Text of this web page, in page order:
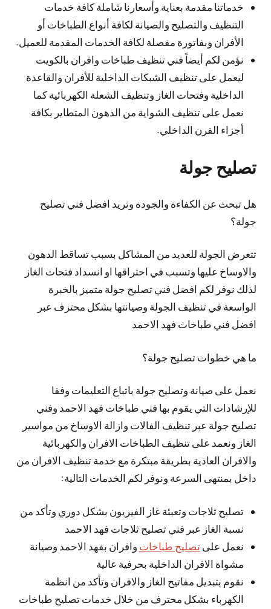
خدماتنا مقدمة بعناية وأسعارنا شاملة كافة خدمات
التنظيف والتصليح والصيانة لكافة أنواع الطباخات أو
الأفران وبفاتورة مفصلة لكافة الخدمات المقدمة للعميل.
نؤمن لكم أيضاً فني تنظيف طباخات وافران بالكويت
ليعمل على تنظيف الشبكات الداخلية للأفران والقاعدة
الداخلية وفتحات الغاز وتنظيف الشعلة الكهربائية كما
نعمل على تنظيف الشواية من الدهون المتطاير بكافة
أجزاء الفرن الداخلي.
تصليح جولة
هل تبحث عن الكفاءة والجودة وتريد افضل فني تصليح
جولة؟
تتعرض الجولة للعديد من المشاكل بسبب تساقط الدهون
والاوساخ عليها وتسبب في احتراقها او انسداد فتحات الغاز
لذلك نوفر لكم افضل فني تصليح جولة متميز بالخبرة
الواسعة في تنظيف الجولة وصيانتها بشكل محترف عبر
افضل فني طباخات فهد الاحمد
ما هي خطوات تصليح جولة؟
نعمل على صيانة وتصليح جولة باتباع التعليمات وفقا
للإرشادات التي يقوم بها فني طباخات فهد الاحمد وفني
تصليح جولة عبر تنظيف الفالات وازالة الاوساخ من مواسير
الغاز ونعمد على تنظيف الطباخات الافران والكهربائية
والافران العادية بطريقة مبتكرة مع خدمة تنظيف الافران من
داخل بمنتهى السرعة ونوفر لكم الخدمات التالية:
تصليح ثلاجات وتعبئة غاز الفيريون بشكل دوري وتأكد من
نسبة الغاز عبر فني تصليح ثلاجات فهد الاحمد
نعمل علىتصليح طباخات وافران بفهد الاحمد وصيانة
مشواة الافران الداخلية بحرفية عالية
نقوم بتبديل مفاتيح الغاز والافران وتأكد من انظمة
الكهرباء بشكل محترف من خلال خدمات تصليح طباخات